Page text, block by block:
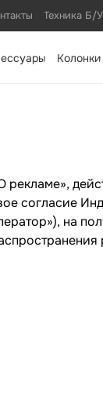
Техника Б/У
Колонки
согласие
на